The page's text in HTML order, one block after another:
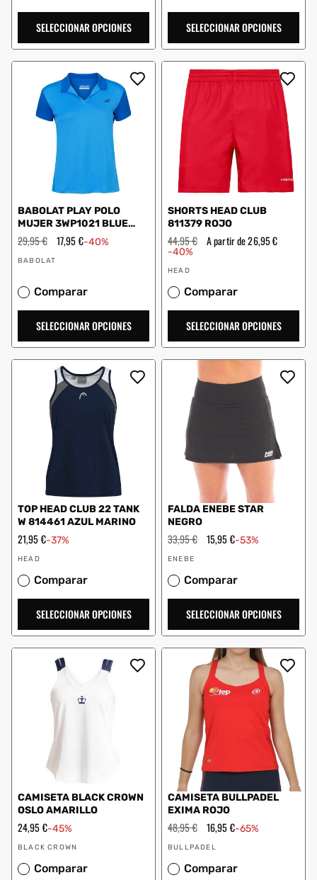
SELECCIONAR OPCIONES SELECCIONAR OPCIONES
BABOLAT PLAY POLO
MUJER 3WP1021 BLUE
ASTER (4049)
Precio
habitual
29,95 € Precio
de
17,95 €-40%
Proveedor:
BABOLAT
Comparar
SELECCIONAR OPCIONES
SHORTS HEAD CLUB
811379 ROJO
Precio
habitual
44,95 € Precio
de
A partir de 26,95 €
-40%
Proveedor:
HEAD
Comparar
SELECCIONAR OPCIONES
TOP HEAD CLUB 22 TANK
W 814461 AZUL MARINO
Precio
de
oferta
21,95 €-37%
Proveedor:
HEAD
Comparar
SELECCIONAR OPCIONES
FALDA ENEBE STAR
NEGRO
Precio
habitual
33,95 € Precio
de
15,95 €-53%
Proveedor:
ENEBE
Comparar
SELECCIONAR OPCIONES
CAMISETA BLACK CROWN
OSLO AMARILLO
Precio
oferta
24,95 €-45%
Proveedor:
BLACK CROWN
Comparar
CAMISETA BULLPADEL
EXIMA ROJO
Precio
habitual
48,95 € Precio
de
oferta
16,95 €-65%
Proveedor:
BULLPADEL
Comparar